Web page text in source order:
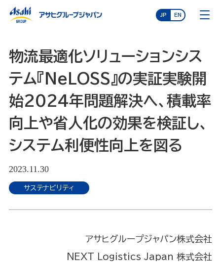
JP EN
物流最適化ソリューションシス
テム『NeLOSS』の実証実験開
始2024年問題解決へ、積載率
向上や省人化の効果を検証し、
システム利便性向上を図る
2023.11.30
サステナビリティ
アサヒグループジャパン株式会社
NEXT Logistics Japan 株式会社